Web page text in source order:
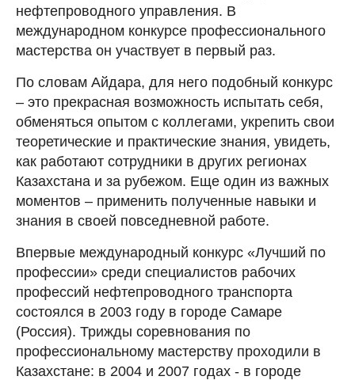
нефтепроводного управления. В
международном конкурсе профессионального
мастерства он участвует в первый раз.
По словам Айдара, для него подобный конкурс
– это прекрасная возможность испытать себя,
обменяться опытом с коллегами, укрепить свои
теоретические и практические знания, увидеть,
как работают сотрудники в других регионах
Казахстана и за рубежом. Еще один из важных
моментов – применить полученные навыки и
знания в своей повседневной работе.
Впервые международный конкурс «Лучший по
профессии» среди специалистов рабочих
профессий нефтепроводного транспорта
состоялся в 2003 году в городе Самаре
(Россия). Трижды соревнования по
профессиональному мастерству проходили в
Казахстане: в 2004 и 2007 годах - в городе